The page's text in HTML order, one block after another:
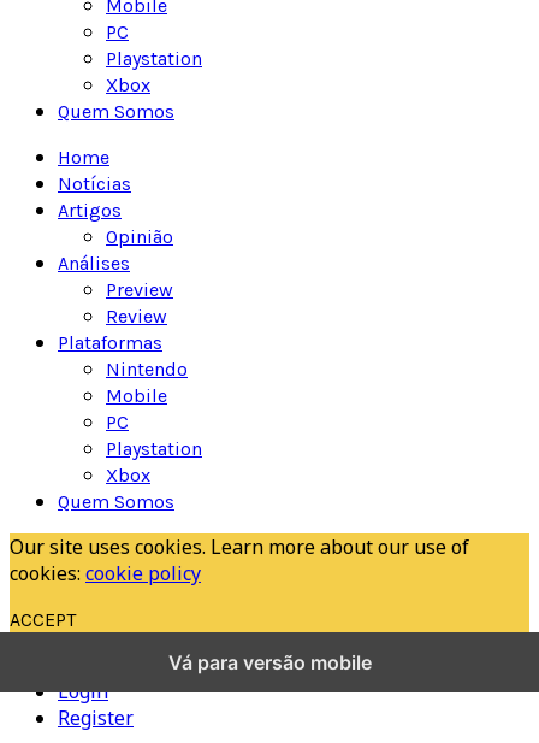
Mobile
PC
Playstation
Xbox
Quem Somos
Home
Notícias
Artigos
Opinião
Análises
Preview
Review
Plataformas
Nintendo
Mobile
PC
Playstation
Xbox
Quem Somos
Our site uses cookies. Learn more about our use of
cookies: cookie policy
ACCEPT
Vá para versão mobile
Lost Password Back ⟶
Login
Register